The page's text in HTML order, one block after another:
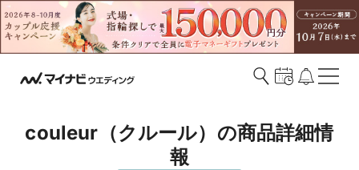
couleur（クルール）の商品詳細情
報